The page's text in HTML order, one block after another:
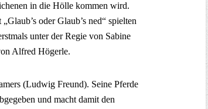
in die Hölle kommen wird.
oder Glaub’s ned“ spielten
unter der Regie von Sabine
Alfred Högerle.
(Ludwig Freund). Seine Pferde
und macht damit den